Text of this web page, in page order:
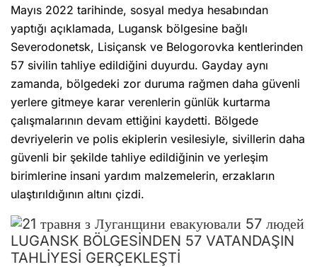
Mayıs 2022 tarihinde, sosyal medya hesabından
yaptığı açıklamada, Lugansk bölgesine bağlı
Severodonetsk, Lisiçansk ve Belogorovka kentlerinden
57 sivilin tahliye edildiğini duyurdu. Gayday aynı
zamanda, bölgedeki zor duruma rağmen daha güvenli
yerlere gitmeye karar verenlerin günlük kurtarma
çalışmalarının devam ettiğini kaydetti. Bölgede
devriyelerin ve polis ekiplerin vesilesiyle, sivillerin daha
güvenli bir şekilde tahliye edildiğinin ve yerleşim
birimlerine insani yardım malzemelerin, erzakların
ulaştırıldığının altını çizdi.
LUGANSK BÖLGESİNDEN 57 VATANDAŞIN
TAHLİYESİ GERÇEKLEŞTİ